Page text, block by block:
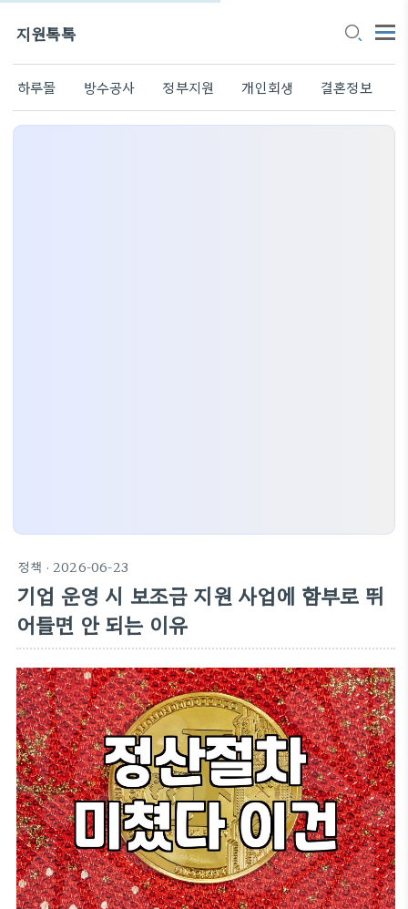
지원톡톡
하루몰 방수공사 정부지원 개인회생 결혼정보
정책 · 2026-06-23
기업 운영 시 보조금 지원 사업에 함부로 뛰
어들면 안 되는 이유